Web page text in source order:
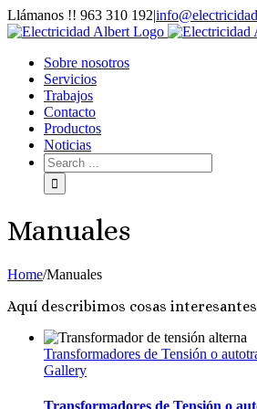
Skip
to
Llámanos !! 963 310 192|
Facebook
Sobre nosotros
Servicios
Trabajos
Contacto
Productos
Noticias
Search
for:
Manuales
Home/Manuales
Aquí describimos cosas
Transformadores de Tensión o
Gallery